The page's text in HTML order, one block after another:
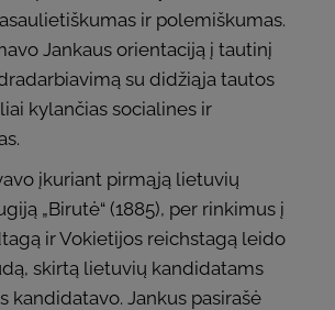
ir polemiškumas.
Jankaus orientaciją į tautinį
su didžiąja tautos
kylančias socialines ir
įkuriant pirmąją lietuvių
„Birutė“ (1885), per rinkimus į
ir Vokietijos reichstagą leido
skirtą lietuvių kandidatams
kandidatavo. Jankus pasirašė